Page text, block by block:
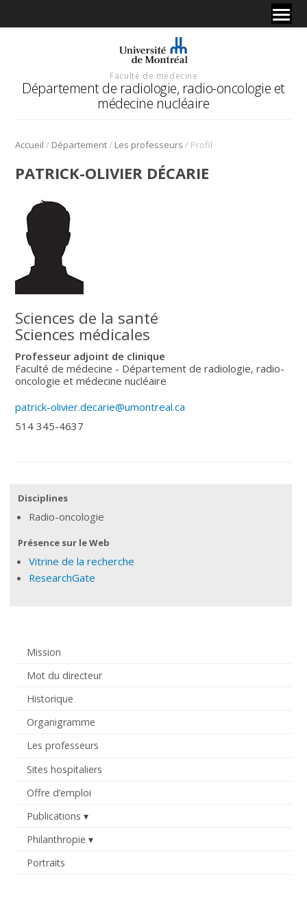
Faculté de médecine
Département de radiologie, radio-oncologie et
médecine nucléaire
Accueil / Département/ Les professeurs / Profil
Mission
Mot du directeur
Historique
Organigramme
Les professeurs
Sites hospitaliers
Offre d’emploi
Publications
Philanthropie
Portraits
PATRICK-OLIVIER DÉCARIE
Sciences de la santé
Sciences médicales
Professeur adjoint de clinique
Faculté de médecine - Département de radiologie, radio-
oncologie et médecine nucléaire
patrick-olivier.decarie@umontreal.ca
514 345-4637
Disciplines
Radio-oncologie
Présence sur le Web
Vitrine de la recherche
ResearchGate